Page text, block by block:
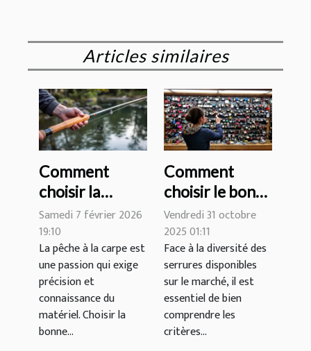
Articles similaires
Comment
choisir la
longueur et la
puissance
idéales pour
votre canne à
carpe ?
Samedi 7 février 2026
19:10
La pêche à la carpe est
une passion qui exige
précision et
connaissance du
matériel. Choisir la
bonne...
Comment
choisir le bon
type de serrure
pour votre
domicile ?
Vendredi 31 octobre
2025 01:11
Face à la diversité des
serrures disponibles
sur le marché, il est
essentiel de bien
comprendre les
critères...